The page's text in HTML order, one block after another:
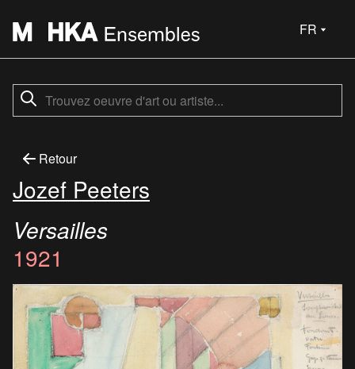
FR
Retour
Jozef Peeters
Versailles
1921